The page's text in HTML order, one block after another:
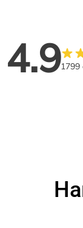
4.91799